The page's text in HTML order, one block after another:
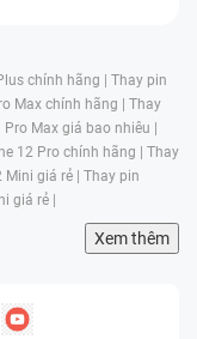
chính hãng | Thay pin
Max chính hãng | Thay
Max giá bao nhiêu |
12 Pro chính hãng | Thay
Mini giá rẻ | Thay pin
giá rẻ |
Xem thêm